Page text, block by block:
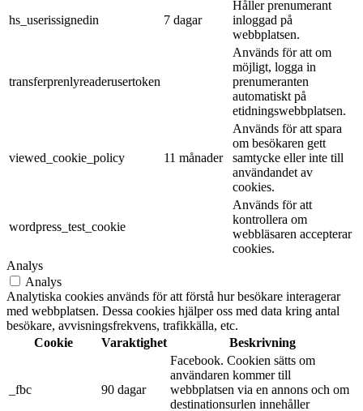
hs_userissignedin 7 dagar
Håller prenumerant
inloggad på
webbplatsen.
transferprenlyreaderusertoken
Används för att om
möjligt, logga in
prenumeranten
automatiskt på
etidningswebbplatsen.
viewed_cookie_policy 11 månader
Används för att spara
om besökaren gett
samtycke eller inte till
användandet av
cookies.
wordpress_test_cookie
Används för att
kontrollera om
webbläsaren accepterar
cookies.
Analys
Analys
Analytiska cookies används för att förstå hur besökare interagerar
med webbplatsen. Dessa cookies hjälper oss med data kring antal
besökare, avvisningsfrekvens, trafikkälla, etc.
Cookie
Varaktighet Beskrivning
_fbc 90 dagar
Facebook. Cookien sätts om
användaren kommer till
webbplatsen via en annons och om
destinationsurlen innehåller